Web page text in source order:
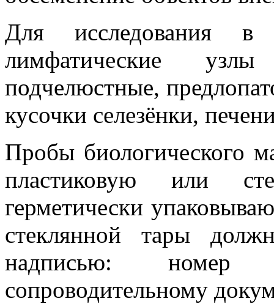
Для исследования в
лимфатические
подчелюстные,
кусочки селезёнки,
Пробы биологического
пластиковую или
герметически
стеклянной тары
надписью: номер
сопроводительному